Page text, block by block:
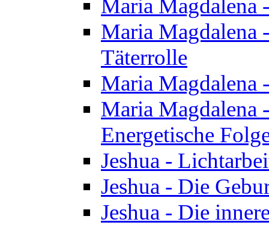
Maria Magdalena
Maria Magdalena
Täterrolle
Maria Magdalena
Maria Magdalena
Energetische
Jeshua -
Jeshua - Die
Jeshua - Die